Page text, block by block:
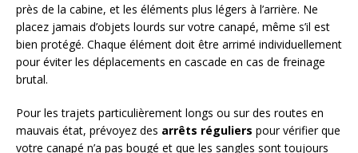
près de la cabine, et les éléments plus légers à l’arrière. Ne
placez jamais d’objets lourds sur votre canapé, même s’il est
bien protégé. Chaque élément doit être arrimé individuellement
pour éviter les déplacements en cascade en cas de freinage
brutal.
Pour les trajets particulièrement longs ou sur des routes en
mauvais état, prévoyez des arrêts réguliers pour vérifier que
votre canapé n’a pas bougé et que les sangles sont toujours